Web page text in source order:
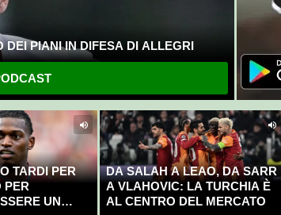
PIANI IN DIFESA DI ALLEGRI
TARDI PER
PER
UN
DA SALAH A LEAO, DA SARR
A VLAHOVIC: LA TURCHIA È
AL CENTRO DEL MERCATO